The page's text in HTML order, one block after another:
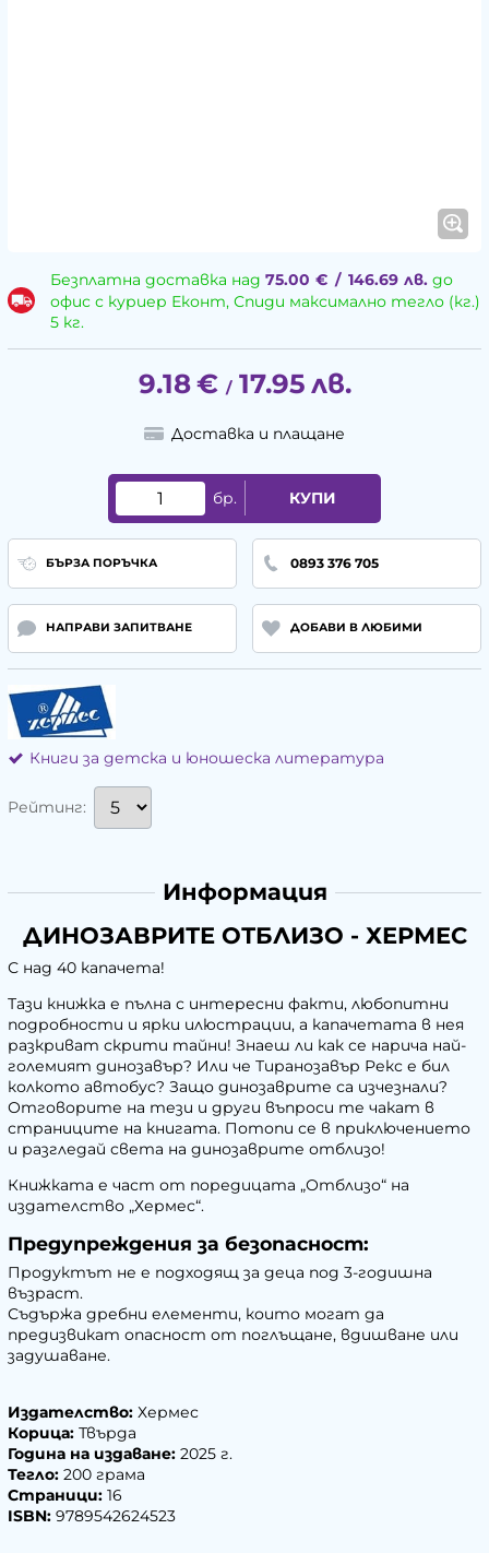
Безплатна доставка над 75.00 € / 146.69 лв.до
офис с куриер Еконт, Спиди максимално тегло (кг.)
5 кг.
9.18€ / 17.95 лв.
Доставка и плащане
бр. КУПИ
БЪРЗА ПОРЪЧКА 0893 376 705
НАПРАВИ ЗАПИТВАНЕ ДОБАВИ В ЛЮБИМИ
Книги за детска и юношеска литература
Рейтинг:
Информация
ДИНОЗАВРИТЕ ОТБЛИЗО - ХЕРМЕС
С над 40 капачета!
Тази книжка е пълна с интересни факти, любопитни
подробности и ярки илюстрации, а капачетата в нея
разкриват скрити тайни! Знаеш ли как се нарича най-
големият динозавър? Или че Тиранозавър Рекс е бил
колкото автобус? Защо динозаврите са изчезнали?
Отговорите на тези и други въпроси те чакат в
страниците на книгата. Потопи се в приключението
и разгледай света на динозаврите отблизо!
Книжката е част от поредицата „Отблизо“ на
издателство „Хермес“.
Предупреждения за безопасност:
Продуктът не е подходящ за деца под 3-годишна
възраст.
Съдържа дребни елементи, които могат да
предизвикат опасност от поглъщане, вдишване или
задушаване.
Издателство: Хермес
Корица: Твърда
Година на издаване: 2025 г.
Тегло: 200 грама
Страници: 16
ISBN: 9789542624523